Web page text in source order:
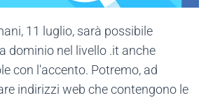
11 luglio, sarà possibile
dominio nel livello .it anche
con l'accento. Potremo, ad
indirizzi web che contengono le